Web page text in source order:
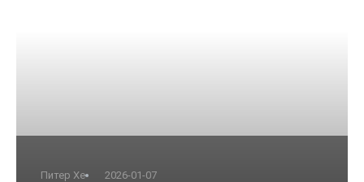
Питер Хе 2026-01-07